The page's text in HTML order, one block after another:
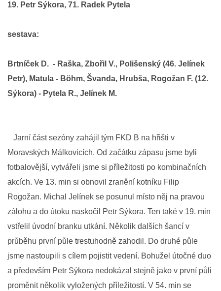
STARŠÍ DOROST
STARŠÍ ŽÁCI
MLADŠÍ ŽÁCI
MLADŠÍ ŽÁCI "B"
MLADŠÍ PŘÍPRAVKA R2014-2015
19. Petr Sýkora, 71. Radek Pytela
sestava:
Brtníček D. - Raška, Zbořil V., Polišenský (46. Jelínek
Petr), Matula - Böhm, Švanda, Hrubša, Rogožan F. (12.
Sýkora) - Pytela R., Jelínek M.
Jarní část sezóny zahájil tým FKD B na hřišti v
Moravských Málkovicích. Od začátku zápasu jsme byli
fotbalovější, vytvářeli jsme si příležitosti po kombinačních
akcích. Ve 13. min si obnovil zranění kotníku Filip
Rogožan. Michal Jelínek se posunul místo něj na pravou
zálohu a do útoku naskočil Petr Sýkora. Ten také v 19. min
vstřelil úvodní branku utkání. Několik dalších šancí v
průběhu první půle trestuhodně zahodil. Do druhé půle
jsme nastoupili s cílem pojistit vedení. Bohužel útočné duo
a především Petr Sýkora nedokázal stejně jako v první půli
proměnit několik vyložených příležitostí. V 54. min se